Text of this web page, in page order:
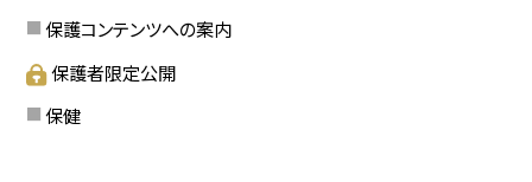
保護コンテンツへの案内
保護者限定公開
保健